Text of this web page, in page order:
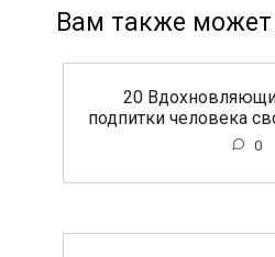
Вам также может
20
подпитки человека
0